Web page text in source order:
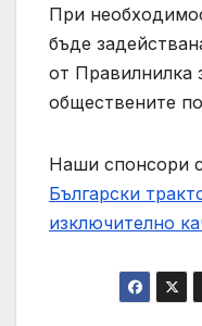
При
бъде
от Правилнилка
обществените
Наши спонсори
Български
изключително